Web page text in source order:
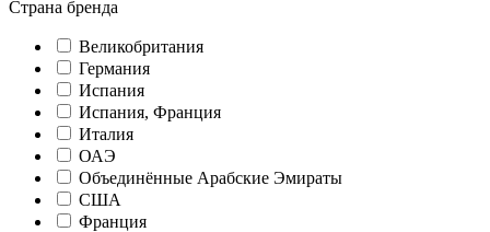
Страна бренда
Великобритания
Германия
Испания
Испания, Франция
Италия
ОАЭ
Объединённые Арабские Эмираты
США
Франция